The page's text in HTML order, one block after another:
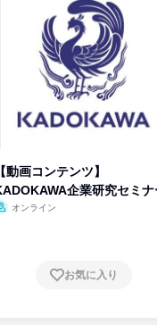
【動画コンテンツ】
企業研究セミナ
オンライン
お気に入り